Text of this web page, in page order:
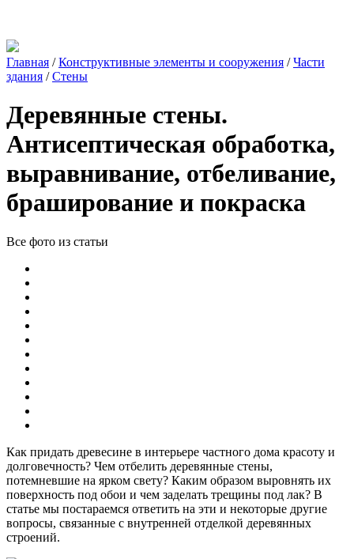
Главная /Конструктивные элементы и сооружения /Части
здания /Стены
Деревянные стены.
Антисептическая обработка,
выравнивание, отбеливание,
браширование и покраска
Все фото из статьи
Как придать древесине в интерьере частного дома красоту и
долговечность? Чем отбелить деревянные стены,
потемневшие на ярком свету? Каким образом выровнять их
поверхность под обои и чем заделать трещины под лак? В
статье мы постараемся ответить на эти и некоторые другие
вопросы, связанные с внутренней отделкой деревянных
строений.